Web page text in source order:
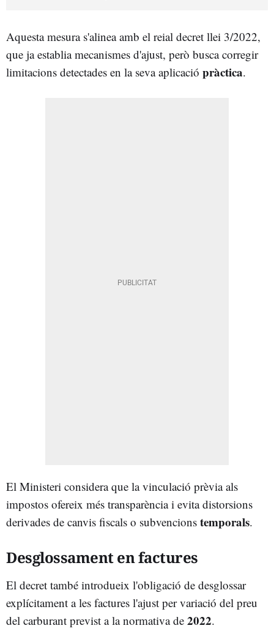
Aquesta mesura s'alinea amb el reial decret llei 3/2022,
que ja establia mecanismes d'ajust, però busca corregir
limitacions detectades en la seva aplicació pràctica.
El Ministeri considera que la vinculació prèvia als
impostos ofereix més transparència i evita distorsions
derivades de canvis fiscals o subvencions temporals.
Desglossament en factures
El decret també introdueix l'obligació de desglossar
explícitament a les factures l'ajust per variació del preu
del carburant previst a la normativa de 2022.